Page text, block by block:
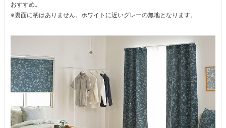
おすすめ。
※裏面に柄はありません。ホワイトに近いグレーの無地となります。